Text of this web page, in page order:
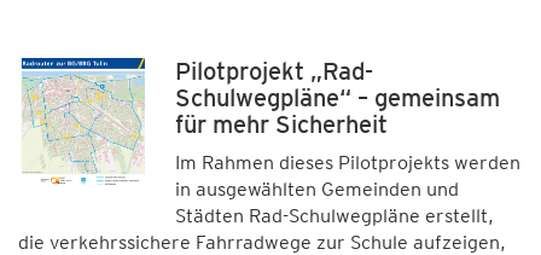
Pilotprojekt „Rad-
Schulwegpläne“ – gemeinsam
für mehr Sicherheit
Im Rahmen dieses Pilotprojekts werden
in ausgewählten Gemeinden und
Städten Rad-Schulwegpläne erstellt,
die verkehrssichere Fahrradwege zur Schule aufzeigen,